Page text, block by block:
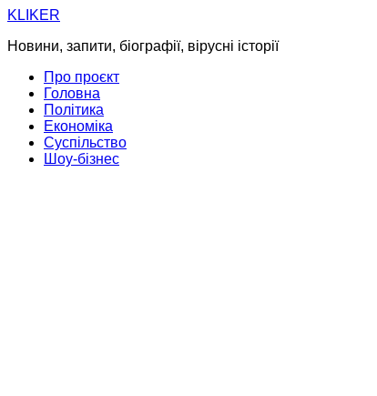
Skip
content
KLIKER
Новини, запити, біографії, вірусні історії
Про проєкт
Головна
Політика
Економіка
Суспільство
Шоу-бізнес